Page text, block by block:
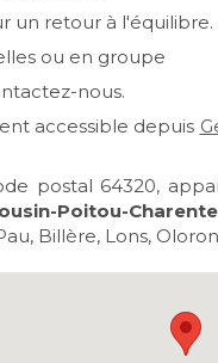
un retour à l'équilibre.
ou en groupe
nous.
accessible depuis
postal 64320,
Poitou-
Billère, Lons,